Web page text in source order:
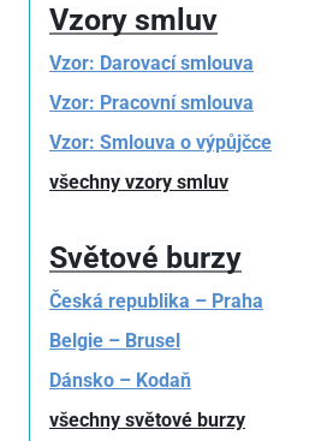
Vzory smluv
Vzor: Darovací smlouva
Vzor: Pracovní smlouva
Vzor: Smlouva o výpůjčce
všechny vzory smluv
Světové burzy
Česká republika – Praha
Belgie – Brusel
Dánsko – Kodaň
všechny světové burzy